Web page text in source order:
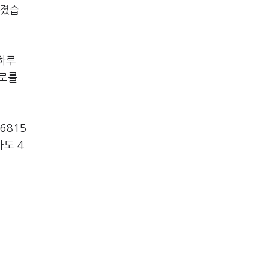
습
루
를
도 4